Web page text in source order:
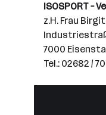
ISOSPORT –
z.H. Frau
7000
Tel.: 02682 /